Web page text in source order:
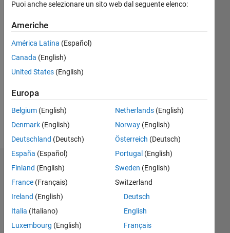
Attivo
Followers:
Following:
Follow
Messaggio
Dashboard
M…
Puoi anche selezionare un sito web dal seguente elenco:
Americhe
América Latina (Español)
Canada (English)
United States (English)
Europa
Belgium (English)
Denmark (English)
Deutschland (Deutsch)
España (Español)
Finland (English)
France (Français)
Ireland (English)
Italia (Italiano)
Luxembourg (English)
Netherlands(English)
Norway(English)
Österreich (Deutsch)
Portugal (English)
Sweden (English)
Switzerland
Deutsch
English
Français